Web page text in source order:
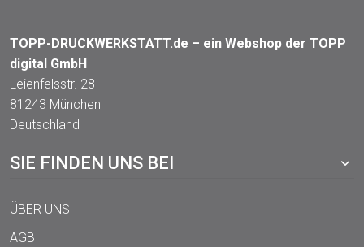
TOPP-DRUCKWERKSTATT.de – ein Webshop der TOPP
digital GmbH
Leienfelsstr. 28
81243 München
Deutschland
SIE FINDEN UNS BEI
ÜBER UNS
AGB